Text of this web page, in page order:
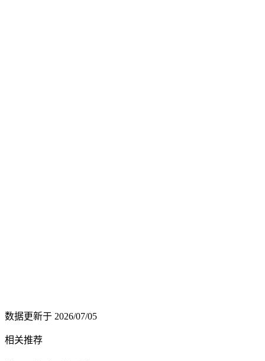
数据更新于 2026/07/05
相关推荐